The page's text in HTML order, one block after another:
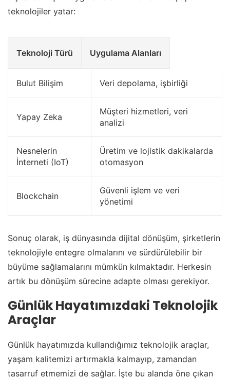
teknolojiler yatar:
Teknoloji Türü Uygulama Alanları
Bulut Bilişim Veri depolama, işbirliği
Yapay Zeka
Müşteri hizmetleri, veri
analizi
Nesnelerin
İnterneti (IoT)
Üretim ve lojistik dakikalarda
otomasyon
Blockchain
Güvenli işlem ve veri
yönetimi
Sonuç olarak, iş dünyasında dijital dönüşüm, şirketlerin
teknolojiyle entegre olmalarını ve sürdürülebilir bir
büyüme sağlamalarını mümkün kılmaktadır. Herkesin
artık bu dönüşüm sürecine adapte olması gerekiyor.
Günlük Hayatımızdaki Teknolojik
Araçlar
Günlük hayatımızda kullandığımız teknolojik araçlar,
yaşam kalitemizi artırmakla kalmayıp, zamandan
tasarruf etmemizi de sağlar. İşte bu alanda öne çıkan